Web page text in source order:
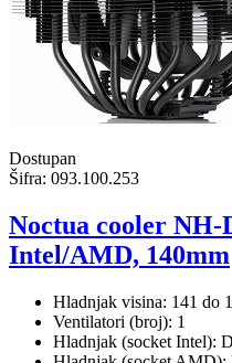
Dostupan
Šifra: 093.100.253
Noctua cooler NH-
Intel/AMD, 140mm
Hladnjak visina: 141 do
Ventilatori (broj): 1
Hladnjak (socket Intel):